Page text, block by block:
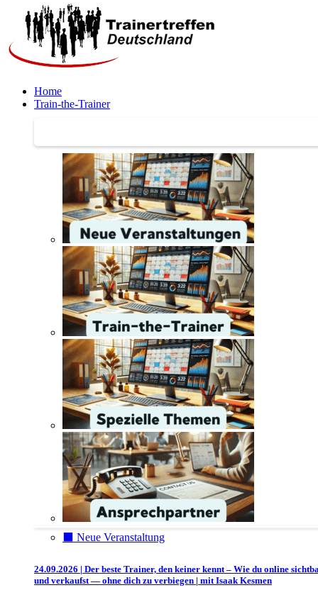
Home
Train-the-Trainer
⬛️ Neue Veranstaltung
24.09.2026 | Der beste Trainer, den keiner kennt – Wie du online
und verkaufst — ohne dich zu verbiegen | mit Isaak Kesmen